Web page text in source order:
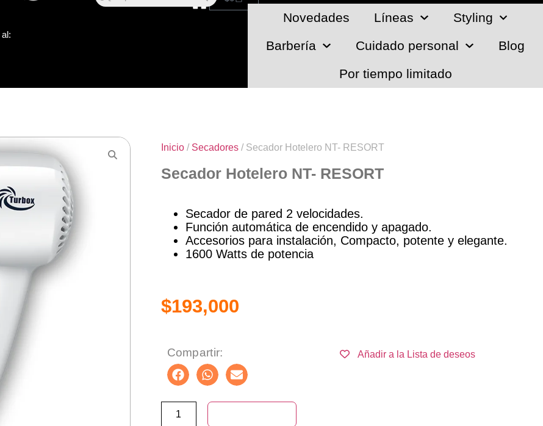
Novedades Líneas
Styling
Barbería
Cuidado personal
Blog
Por tiempo limitado
Inicio/ Secadores/ Secador Hotelero NT- RESORT
Secador Hotelero NT- RESORT
Secador de pared 2 velocidades.
Función automática de encendido y apagado.
Accesorios para instalación, Compacto, potente y elegante.
1600 Watts de potencia
$193,000
Compartir: Añadir a la Lista de deseos